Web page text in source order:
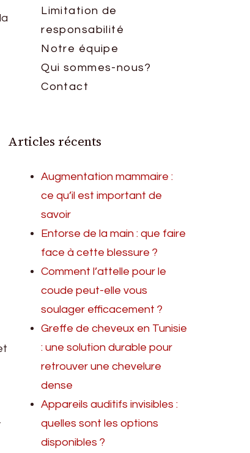
Limitation de
responsabilité
Notre équipe
Qui sommes-nous?
Contact
Articles récents
Augmentation mammaire :
ce qu’il est important de
savoir
Entorse de la main : que faire
face à cette blessure ?
Comment l’attelle pour le
coude peut-elle vous
soulager efficacement ?
Greffe de cheveux en Tunisie
: une solution durable pour
retrouver une chevelure
dense
Appareils auditifs invisibles :
quelles sont les options
disponibles ?